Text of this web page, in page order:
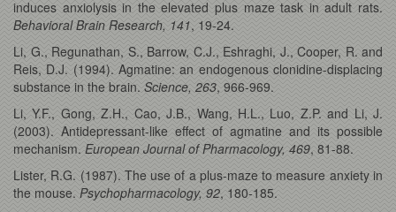
induces anxiolysis in the elevated plus maze task in adult rats.
Behavioral Brain Research, 141, 19-24.
Li, G., Regunathan, S., Barrow, C.J., Eshraghi, J., Cooper, R. and
Reis, D.J. (1994). Agmatine: an endogenous clonidine-displacing
substance in the brain. Science, 263, 966-969.
Li, Y.F., Gong, Z.H., Cao, J.B., Wang, H.L., Luo, Z.P. and Li, J.
(2003). Antidepressant-like effect of agmatine and its possible
mechanism. European Journal of Pharmacology, 469, 81-88.
Lister, R.G. (1987). The use of a plus-maze to measure anxiety in
the mouse. Psychopharmacology, 92, 180-185.